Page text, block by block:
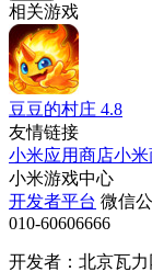
相关游戏
豆豆的村庄 4.8
友情链接
小米应用商店小
小米游戏中心
开发者平台 微信
010-60606666
开发者：北京瓦